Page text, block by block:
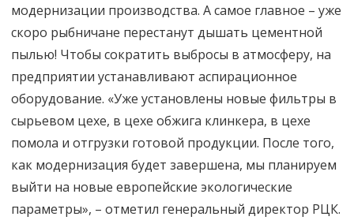
модернизации производства. А самое главное – уже
скоро рыбничане перестанут дышать цементной
пылью! Чтобы сократить выбросы в атмосферу, на
предприятии устанавливают аспирационное
оборудование. «Уже установлены новые фильтры в
сырьевом цехе, в цехе обжига клинкера, в цехе
помола и отгрузки готовой продукции. После того,
как модернизация будет завершена, мы планируем
выйти на новые европейские экологические
параметры», – отметил генеральный директор РЦК.